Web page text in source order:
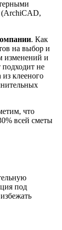
(ArchiCAD,
. Как
на выбор и
изменений и
не
из клееного
что
всей сметы
под